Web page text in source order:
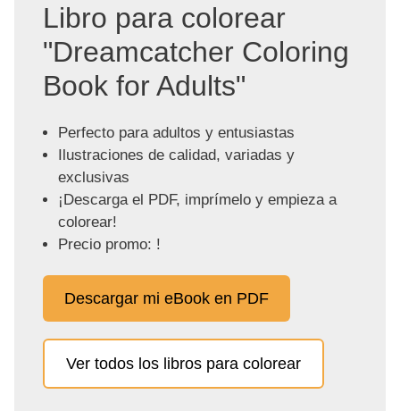
Libro para colorear
"Dreamcatcher Coloring
Book for Adults"
Perfecto para adultos y entusiastas
Ilustraciones de calidad, variadas y
exclusivas
¡Descarga el PDF, imprímelo y empieza a
colorear!
Precio promo: !
Descargar mi eBook en PDF
Ver todos los libros para colorear